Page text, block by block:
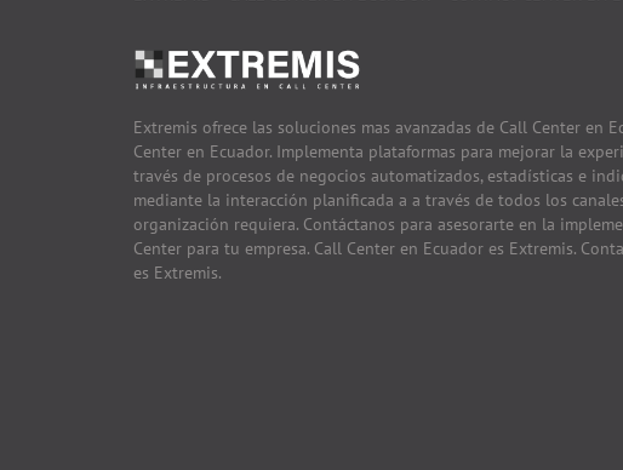
Extremis ofrece las soluciones mas avanzadas de Call Center en
Center en Ecuador. Implementa plataformas para mejorar la
través de procesos de negocios automatizados, estadísticas e
mediante la interacción planificada a a través de todos los
organización requiera. Contáctanos para asesorarte en la
Center para tu empresa. Call Center en Ecuador es Extremis.
es Extremis.